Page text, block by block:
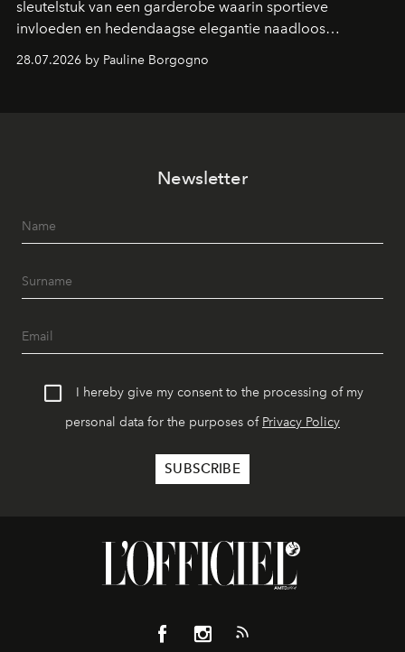
sleutelstuk van een garderobe waarin sportieve
invloeden en hedendaagse elegantie naadloos
28.07.2026 by Pauline Borgogno
Newsletter
I hereby give my consent to the processing of my
personal data for the purposes of Privacy Policy